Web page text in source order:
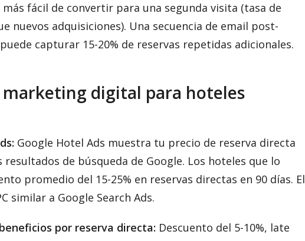
fácil de convertir para una segunda visita (tasa de
nuevos adquisiciones). Una secuencia de email post-
capturar 15-20% de reservas repetidas adicionales.
marketing digital para hoteles
Google Hotel Ads muestra tu precio de reserva directa
resultados de búsqueda de Google. Los hoteles que lo
promedio del 15-25% en reservas directas en 90 días. El
similar a Google Search Ads.
por reserva directa: Descuento del 5-10%, late